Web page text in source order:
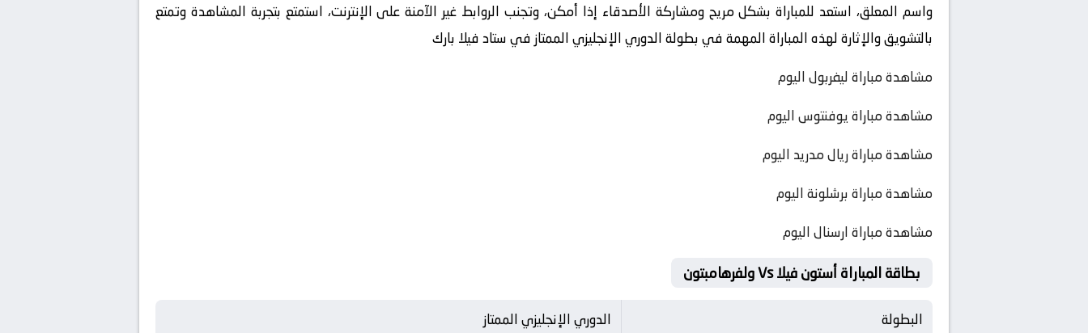
واسم المعلق، استعد للمباراة بشكل مريح ومشاركة الأصدقاء إذا أمكن، وتجنب الروابط غير الآمنة على الإنترنت، استمتع بتجربة المشاهدة وتمتع
بالتشويق والإثارة لهذه المباراة المهمة في بطولة الدوري الإنجليزي الممتاز في ستاد فيلا بارك
مشاهدة مباراة ليفربول اليوم
مشاهدة مباراة يوفنتوس اليوم
مشاهدة مباراة ريال مدريد اليوم
مشاهدة مباراة برشلونة اليوم
مشاهدة مباراة ارسنال اليوم
بطاقة المباراة أستون فيلا Vs ولفرهامبتون
البطولة الدوري الإنجليزي الممتاز